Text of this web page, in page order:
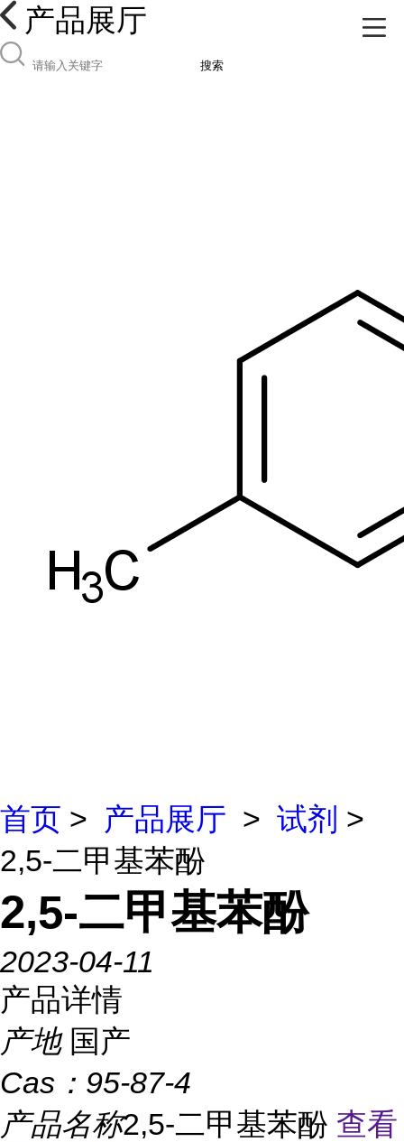
产品展厅
搜索
首页 > 产品展厅 > 试剂 >
2,5-二甲基苯酚
2,5-二甲基苯酚
2023-04-11
产品详情
产地 国产
Cas： 95-87-4
产品名称2,5-二甲基苯酚 查看